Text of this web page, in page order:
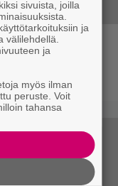
sivuista, joilla
ja
välilehdellä.
ja
myös ilman
peruste. Voit
tahansa